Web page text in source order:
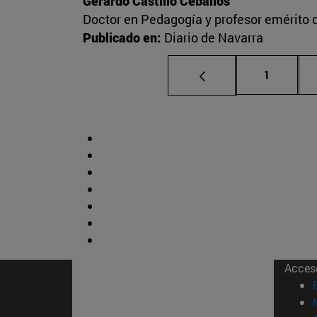
Doctor en Pedagogía y profesor emérito
Publicado en: Diario de Navarra
Página
1